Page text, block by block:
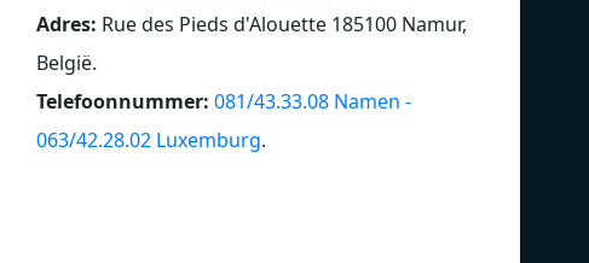
Adres: Rue des Pieds d'Alouette 185100 Namur,
België.
Telefoonnummer: 081/43.33.08 Namen -
063/42.28.02 Luxemburg.